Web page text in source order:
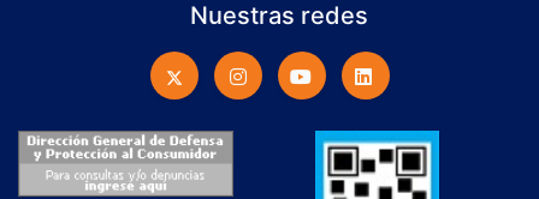
Nuestras redes